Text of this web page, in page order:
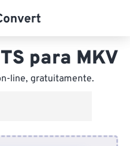
para MKV
line, gratuitamente.